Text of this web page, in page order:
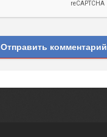
Отправить комментарий